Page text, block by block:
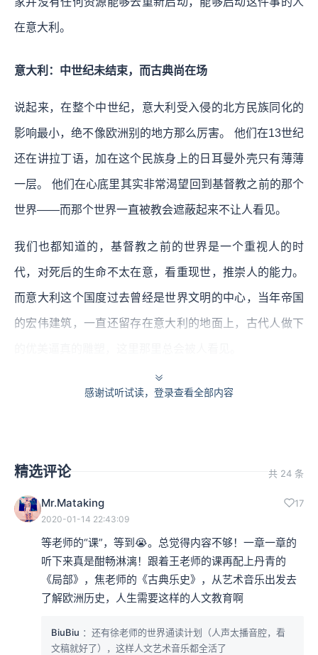
在意大利。
意大利：中世纪未结束，而古典尚在场
说起来，在整个中世纪，意大利受入侵的北方民族同化的
影响最小，绝不像欧洲别的地方那么厉害。 他们在13世纪
还在讲拉丁语，加在这个民族身上的日耳曼外壳只有薄薄
一层。 他们在心底里其实非常渴望回到基督教之前的那个
世界——而那个世界一直被教会遮蔽起来不让人看见。
我们也都知道的，基督教之前的世界是一个重视人的时
代，对死后的生命不太在意，看重现世，推崇人的能力。
而意大利这个国度过去曾经是世界文明的中心，当年帝国
的宏伟建筑，一直还留存在意大利的地面上，古代人做下
就如19世纪西方最重要的文艺复兴研究者布克哈特指出的
型艺术方面产生了影响。”这里顺便推荐一下布克哈特的这
本。
而他说的“古典文化最初在造型艺术方面产生了影响”，的
确被一个意大利画家鲜明呈现出来，这个人就是画家乔
托。乔托这个人，生于公元1267年， 逝于1337年，活了
有70岁，属于13世纪到14世纪的人，那时中世纪还没有结
感谢试听试读，登录查看全部内容
精选评论 共 24 条
Mr.Mataking 17
2020-01-14 22:43:09
等老师的“课”，等到😭。总觉得内容不够！一章一章的
听下来真是酣畅淋漓！跟着王老师的课再配上丹青的
《局部》，焦老师的《古典乐史》，从艺术音乐出发去
了解欧洲历史，人生需要这样的人文教育啊
BiuBiu ：还有徐老师的世界通读计划（人声太播音腔，看
文稿就好了），这样人文艺术音乐都全活了